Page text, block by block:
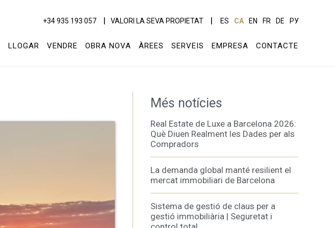
+34 935 193 057 VALORI LA SEVA PROPIETAT ES CA EN FR DE РУ
LLOGAR VENDRE OBRA NOVA ÀREES SERVEIS EMPRESA CONTACTE
Més notícies
Real Estate de Luxe a Barcelona 2026:
Què Diuen Realment les Dades per als
Compradors
La demanda global manté resilient el
mercat immobiliari de Barcelona
Sistema de gestió de claus per a
gestió immobiliària | Seguretat i